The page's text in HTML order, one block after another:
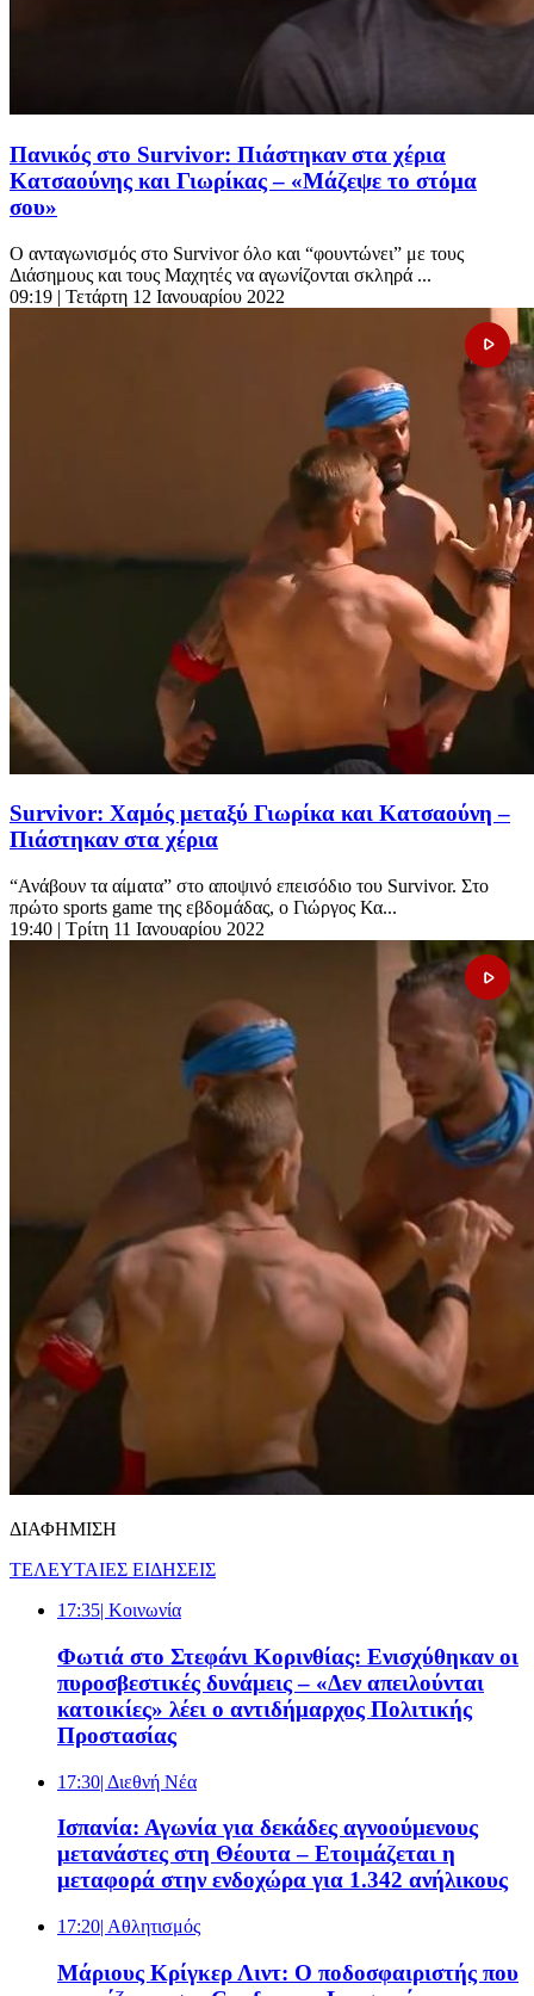
Πανικός στο Survivor: Πιάστηκαν στα χέρια
Κατσαούνης και Γιωρίκας – «Μάζεψε το στόμα
σου»
Ο ανταγωνισμός στο Survivor όλο και “φουντώνει” με τους
Διάσημους και τους Μαχητές να αγωνίζονται σκληρά ...
09:19 | Τετάρτη 12 Ιανουαρίου 2022
Survivor: Χαμός μεταξύ Γιωρίκα και Κατσαούνη –
Πιάστηκαν στα χέρια
“Ανάβουν τα αίματα” στο αποψινό επεισόδιο του Survivor. Στο
πρώτο sports game της εβδομάδας, ο Γιώργος Κα...
19:40 | Τρίτη 11 Ιανουαρίου 2022
ΔΙΑΦΗΜΙΣΗ
ΤΕΛΕΥΤΑΙΕΣ ΕΙΔΗΣΕΙΣ
17:35| Κοινωνία
Φωτιά στο Στεφάνι Κορινθίας: Ενισχύθηκαν οι
πυροσβεστικές δυνάμεις – «Δεν απειλούνται
κατοικίες» λέει ο αντιδήμαρχος Πολιτικής
Προστασίας
17:30| Διεθνή Νέα
Ισπανία: Αγωνία για δεκάδες αγνοούμενους
μετανάστες στη Θέουτα – Ετοιμάζεται η
μεταφορά στην ενδοχώρα για 1.342 ανήλικους
17:20| Αθλητισμός
Μάριους Κρίγκερ Λιντ: Ο ποδοσφαιριστής που